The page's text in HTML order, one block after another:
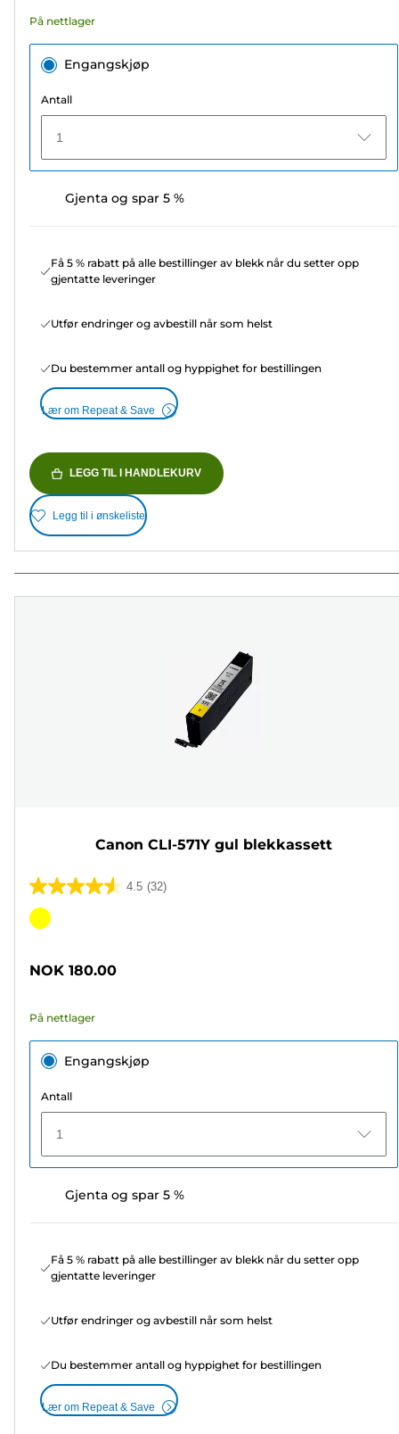
På nettlager
Engangskjøp
Antall
1
Gjenta og spar 5 %
Få 5 % rabatt på alle bestillinger av blekk når du setter opp
gjentatte leveringer
Utfør endringer og avbestill når som helst
Du bestemmer antall og hyppighet for bestillingen
Lær om Repeat & Save
LEGG TIL I HANDLEKURV
Legg til i ønskeliste
Canon CLI-571Y gul blekkassett
4.5 (32)
4.5
av
Fargekassett
NOK 180.00
På nettlager
Engangskjøp
Antall
1
Gjenta og spar 5 %
Få 5 % rabatt på alle bestillinger av blekk når du setter opp
gjentatte leveringer
Utfør endringer og avbestill når som helst
Du bestemmer antall og hyppighet for bestillingen
Lær om Repeat & Save